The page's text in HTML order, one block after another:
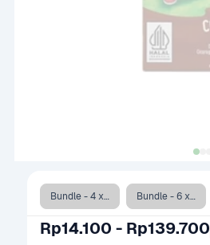
Bundle - 4 x 115 ml Bundle - 6 x 115 ml
Rp14.100 - Rp139.700